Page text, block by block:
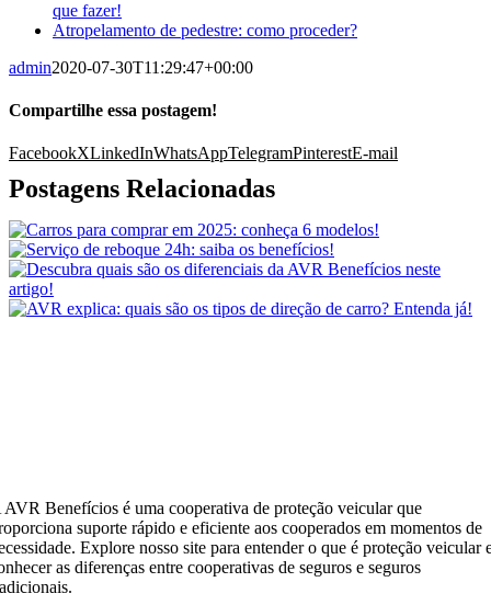
que fazer!
Atropelamento de pedestre: como proceder?
admin2020-07-30T11:29:47+00:00
Compartilhe essa postagem!
FacebookXLinkedInWhatsAppTelegramPinterestE-mail
Postagens Relacionadas
AVR Benefícios é uma cooperativa de proteção veicular que
suporte rápido e eficiente aos cooperados em momentos de
Explore nosso site para entender o que é proteção veicular
as diferenças entre cooperativas de seguros e seguros